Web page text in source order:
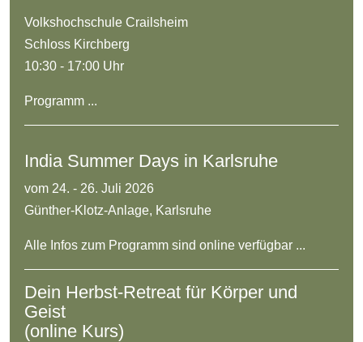
Volkshochschule Crailsheim
Schloss Kirchberg
10:30 - 17:00 Uhr
Programm ...
India Summer Days in Karlsruhe
vom 24. - 26. Juli 2026
Günther-Klotz-Anlage, Karlsruhe
Alle Infos zum Programm sind online verfügbar ...
Dein Herbst-Retreat für Körper und
Geist
(online Kurs)